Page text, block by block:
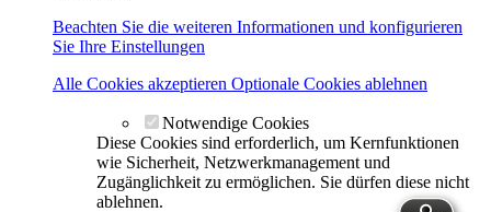
Beachten Sie die weiteren Informationen und konfigurieren
Sie Ihre Einstellungen
Alle Cookies akzeptieren Optionale Cookies ablehnen
Notwendige Cookies
Diese Cookies sind erforderlich, um Kernfunktionen
wie Sicherheit, Netzwerkmanagement und
Zugänglichkeit zu ermöglichen. Sie dürfen diese nicht
ablehnen.